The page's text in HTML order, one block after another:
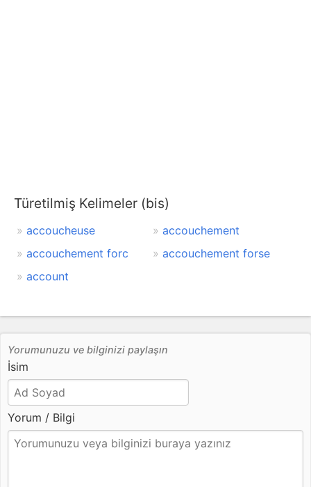
Türetilmiş Kelimeler (bis)
accoucheuse
accouchement
accouchement forc
accouchement forse
account
Yorumunuzu ve bilginizi paylaşın
İsim
Yorum / Bilgi